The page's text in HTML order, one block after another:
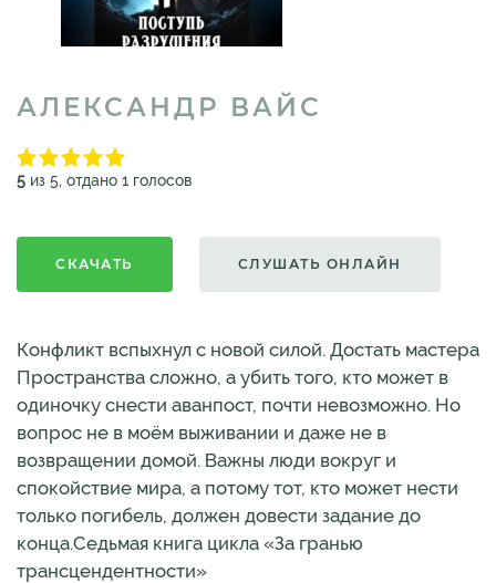
АЛЕКСАНДР ВАЙС
5 из 5, отдано 1 голосов
СКАЧАТЬ СЛУШАТЬ ОНЛАЙН
Конфликт вспыхнул с новой силой. Достать мастера
Пространства сложно, а убить того, кто может в
одиночку снести аванпост, почти невозможно. Но
вопрос не в моём выживании и даже не в
возвращении домой. Важны люди вокруг и
спокойствие мира, а потому тот, кто может нести
только погибель, должен довести задание до
конца.Седьмая книга цикла «За гранью
трансцендентности»